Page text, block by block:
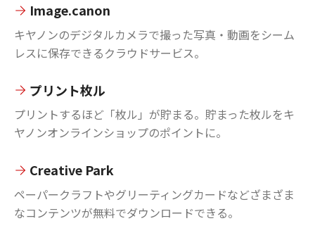
Image.canon
キヤノンのデジタルカメラで撮った写真・動画をシーム
レスに保存できるクラウドサービス。
プリント枚ル
プリントするほど「枚ル」が貯まる。貯まった枚ルをキ
ヤノンオンラインショップのポイントに。
Creative Park
ペーパークラフトやグリーティングカードなどざまざま
なコンテンツが無料でダウンロードできる。